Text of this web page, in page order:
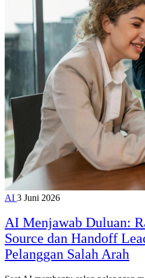
AI 3 Juni 2026
AI Menjawab Duluan:
Source dan Handoff
Pelanggan Salah Arah